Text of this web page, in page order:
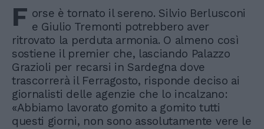
F orse è tornato il sereno. Silvio Berlusconi
e Giulio Tremonti potrebbero aver
ritrovato la perduta armonia. O almeno così
sostiene il premier che, lasciando Palazzo
Grazioli per recarsi in Sardegna dove
trascorrerà il Ferragosto, risponde deciso ai
giornalisti delle agenzie che lo incalzano:
«Abbiamo lavorato gomito a gomito tutti
questi giorni, non sono assolutamente vere le